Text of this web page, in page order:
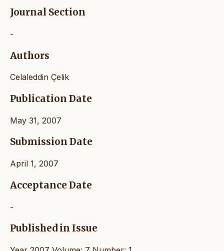
Journal Section
-
Authors
Celaleddin Çelik
Publication Date
May 31, 2007
Submission Date
April 1, 2007
Acceptance Date
-
Published in Issue